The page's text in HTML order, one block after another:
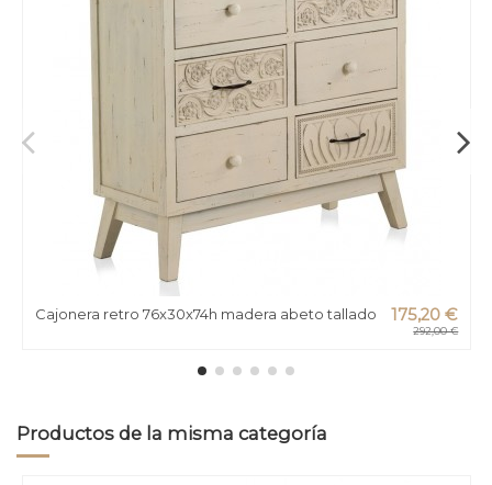
Cajonera retro 76x30x74h madera abeto tallado 175,20 €
292,00 €
Productos de la misma categoría